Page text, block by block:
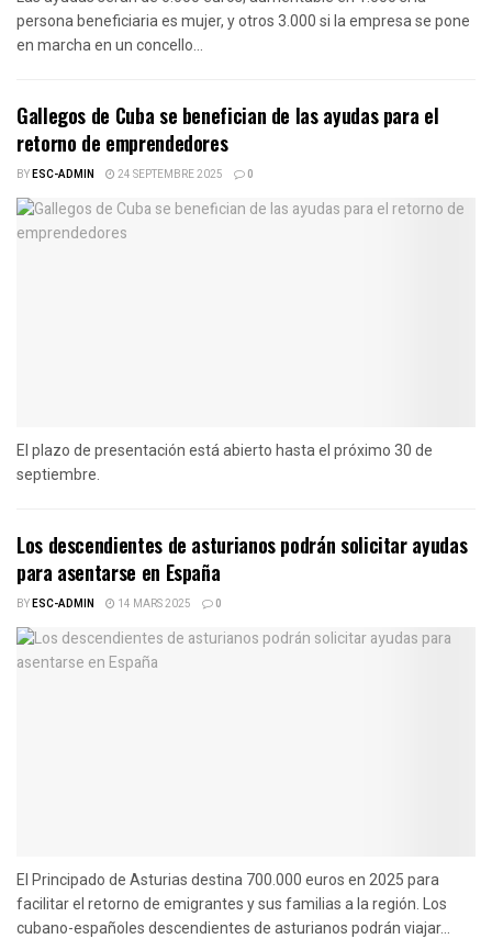
persona beneficiaria es mujer, y otros 3.000 si la empresa se pone
en marcha en un concello...
Gallegos de Cuba se benefician de las ayudas para el
retorno de emprendedores
BYESC-ADMIN 24 SEPTEMBRE 2025 0
El plazo de presentación está abierto hasta el próximo 30 de
septiembre.
Los descendientes de asturianos podrán solicitar ayudas
para asentarse en España
BYESC-ADMIN 14 MARS 2025 0
El Principado de Asturias destina 700.000 euros en 2025 para
facilitar el retorno de emigrantes y sus familias a la región. Los
cubano-españoles descendientes de asturianos podrán viajar...